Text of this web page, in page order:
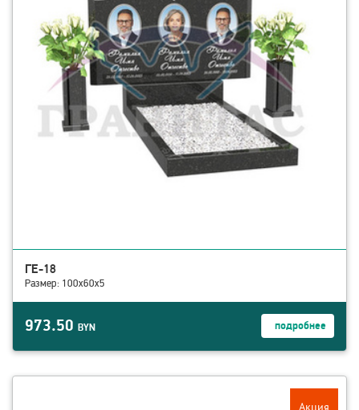
ГЕ-18
Размер: 100х60х5
973.50 BYN подробнее